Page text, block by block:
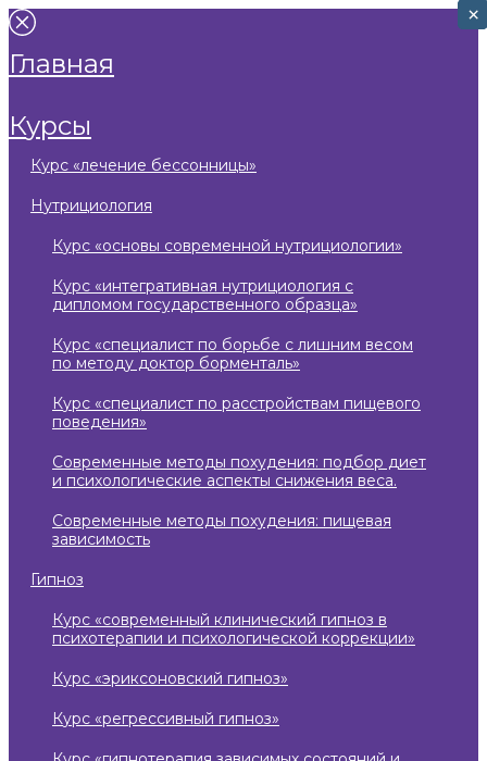
главная
курсы
курс «лечение бессонницы»
нутрициология
курс «основы современной нутрициологии»
курс «интегративная нутрициология с
дипломом государственного образца»
курс «специалист по борьбе с лишним весом
по методу доктор борменталь»
курс «специалист по расстройствам пищевого
поведения»
современные методы похудения: подбор диет
и психологические аспекты снижения веса.
современные методы похудения: пищевая
зависимость
гипноз
курс «современный клинический гипноз в
психотерапии и психологической коррекции»
курс «эриксоновский гипноз»
курс «регрессивный гипноз»
×
×